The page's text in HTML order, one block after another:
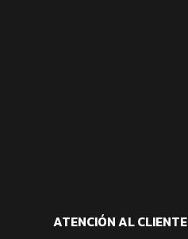
ATENCIÓN AL CLIENTE